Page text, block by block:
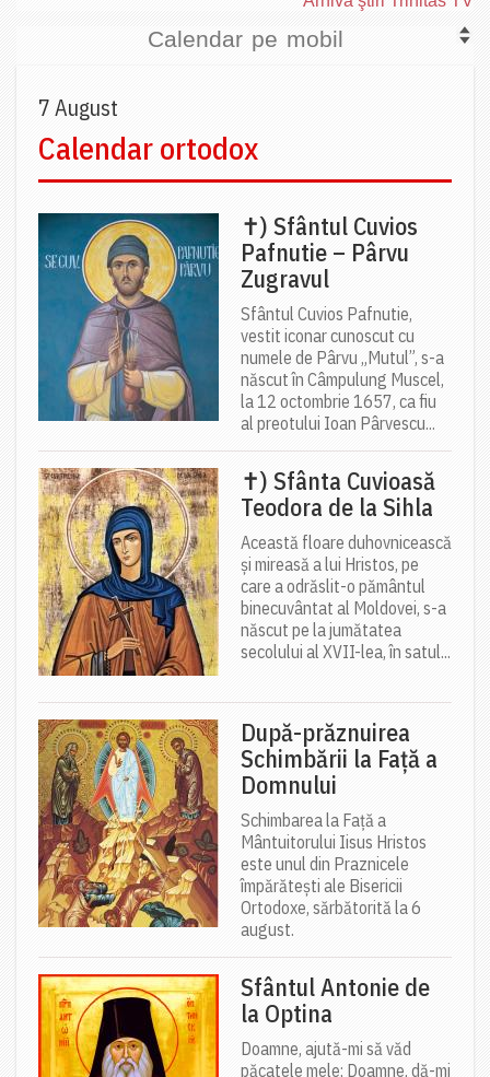
Calendar pe mobil
7 August
Calendar ortodox
✝) Sfântul Cuvios
Pafnutie – Pârvu
Zugravul
Sfântul Cuvios Pafnutie,
vestit iconar cunoscut cu
numele de Pârvu „Mutul”, s-a
născut în Câmpulung Muscel,
la 12 octombrie 1657, ca fiu
al preotului Ioan Pârvescu...
✝) Sfânta Cuvioasă
Teodora de la Sihla
Această floare duhovnicească
și mireasă a lui Hristos, pe
care a odrăslit-o pământul
binecuvântat al Moldovei, s-a
născut pe la jumătatea
secolului al XVII-lea, în satul...
După-prăznuirea
Schimbării la Față a
Domnului
Schimbarea la Față a
Mântuitorului Iisus Hristos
este unul din Praznicele
împărătești ale Bisericii
Ortodoxe, sărbătorită la 6
august.
Sfântul Antonie de
la Optina
Doamne, ajută-mi să văd
păcatele mele; Doamne, dă-mi